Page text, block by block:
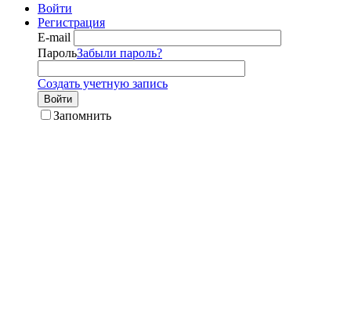
Войти
Регистрация
E-mail
ПарольЗабыли пароль?
Создать учетную запись
Войти
Запомнить